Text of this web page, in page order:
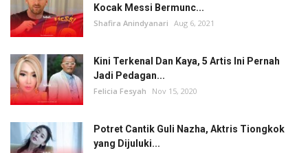
Kocak Messi Bermunc...
Shafira Anindyanari Aug 6, 2021
Kini Terkenal Dan Kaya, 5 Artis Ini Pernah
Jadi Pedagan...
Felicia Fesyah Nov 15, 2020
Potret Cantik Guli Nazha, Aktris Tiongkok
yang Dijuluki...